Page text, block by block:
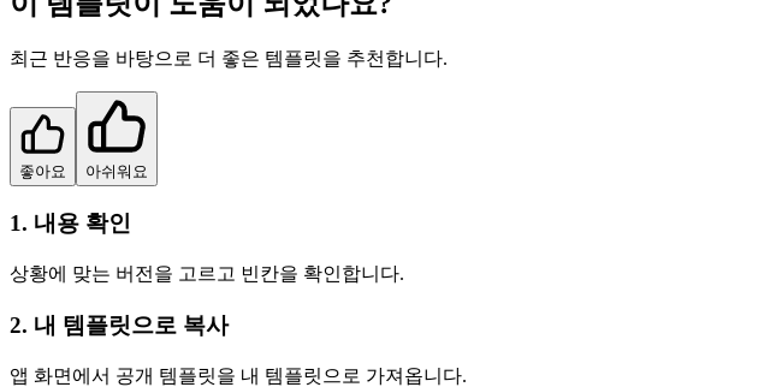
최근 반응을 바탕으로 더 좋은 템플릿을 추천합니다.
좋아요 아쉬워요
1. 내용 확인
상황에 맞는 버전을 고르고 빈칸을 확인합니다.
2. 내 템플릿으로 복사
앱 화면에서 공개 템플릿을 내 템플릿으로 가져옵니다.